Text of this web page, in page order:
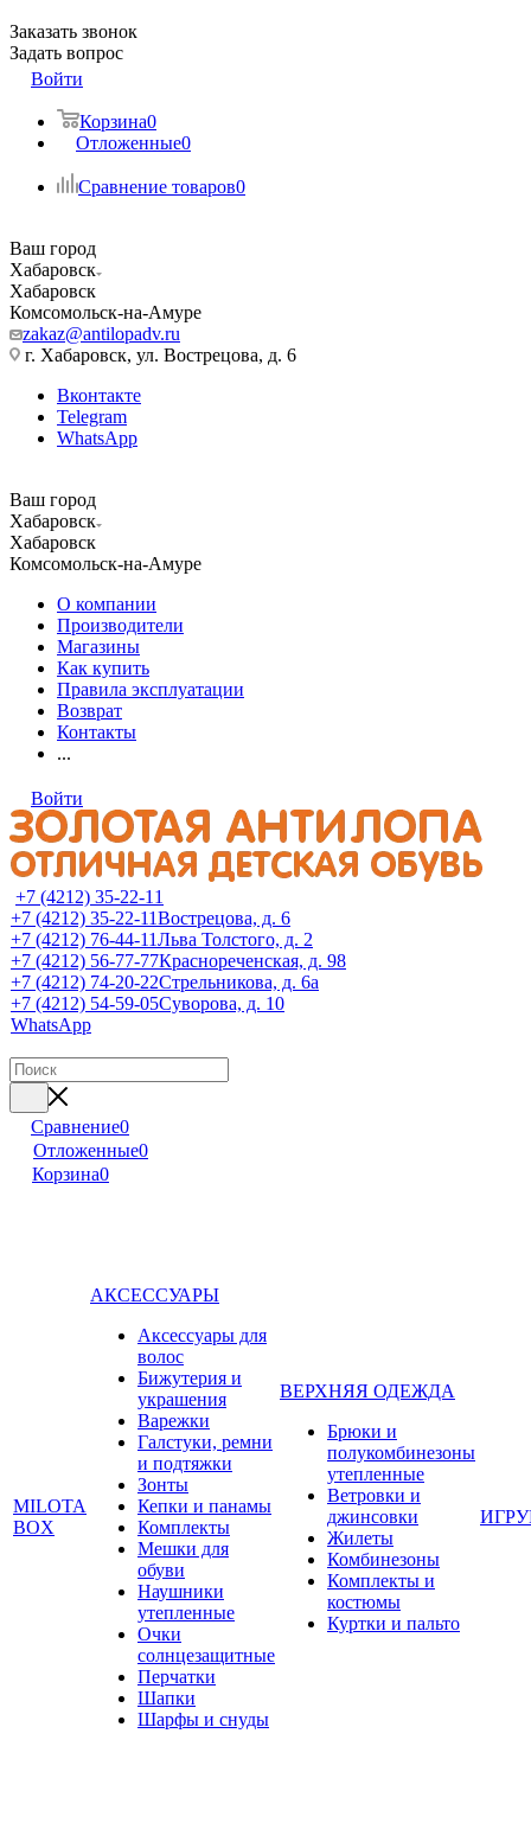
Заказать звонок
Задать вопрос
Войти
Корзина0
Отложенные0
Сравнение товаров0
Ваш город
Хабаровск
Хабаровск
Комсомольск-на-Амуре
zakaz@antilopadv.ru
г. Хабаровск, ул. Вострецова, д. 6
Вконтакте
Telegram
WhatsApp
Ваш город
Хабаровск
Хабаровск
Комсомольск-на-Амуре
О компании
Производители
Магазины
Как купить
Правила эксплуатации
Возврат
Контакты
...
Войти
+7 (4212) 35-22-11
+7 (4212) 35-22-11Вострецова, д. 6
+7 (4212) 76-44-11Льва Толстого, д. 2
+7 (4212) 56-77-77Краснореченская, д. 98
+7 (4212) 74-20-22Стрельникова, д. 6а
+7 (4212) 54-59-05Суворова, д. 10
WhatsApp
Сравнение0
Отложенные0
Корзина0
MILOTA
BOX
АКСЕССУАРЫ
Аксессуары для
волос
Бижутерия и
украшения
Варежки
Галстуки, ремни
и подтяжки
Зонты
Кепки и панамы
Комплекты
Мешки для
обуви
Наушники
утепленные
Очки
солнцезащитные
Перчатки
Шапки
Шарфы и снуды
ВЕРХНЯЯ ОДЕЖДА
Брюки и
полукомбинезоны
утепленные
Ветровки и
джинсовки
Жилеты
Комбинезоны
Комплекты и
костюмы
Куртки и пальто